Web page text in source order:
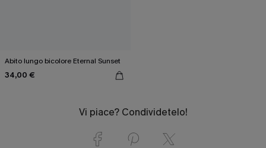
Abito lungo bicolore Eternal Sunset
34,00 €
Vi piace? Condividetelo!